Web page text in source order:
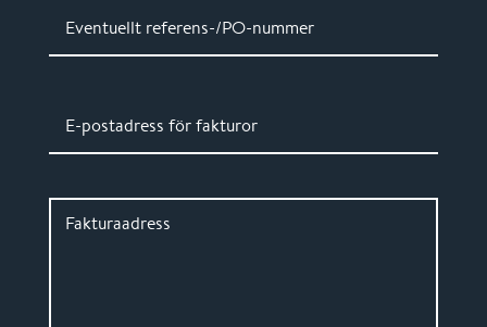
Eventuellt referens-/PO-nummer
E-postadress för fakturor
Fakturaadress